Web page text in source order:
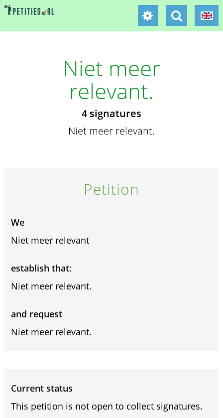
Niet meer
relevant.
4 signatures
Niet meer relevant.
Petition
We
Niet meer relevant
establish that:
Niet meer relevant.
and request
Niet meer relevant.
Current status
This petition is not open to collect signatures.